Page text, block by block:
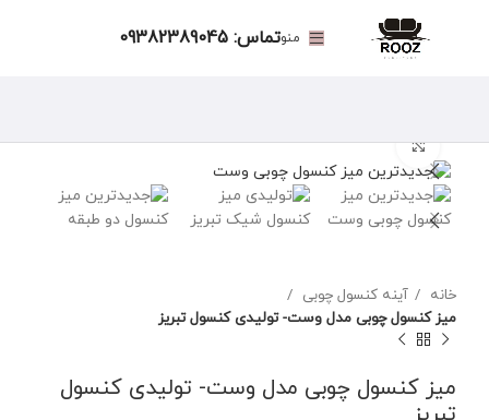
منوتماس: 09382389045
برای بزرگنمایی کلیک کنید
خانه
آینه کنسول چوبی
میز کنسول چوبی مدل وست- تولیدی کنسول تبریز
میز کنسول چوبی مدل وست- تولیدی کنسول